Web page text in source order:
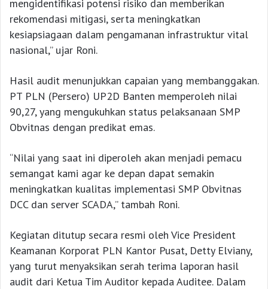
mengidentifikasi potensi risiko dan memberikan
rekomendasi mitigasi, serta meningkatkan
kesiapsiagaan dalam pengamanan infrastruktur vital
nasional,” ujar Roni.
Hasil audit menunjukkan capaian yang membanggakan.
PT PLN (Persero) UP2D Banten memperoleh nilai
90,27, yang mengukuhkan status pelaksanaan SMP
Obvitnas dengan predikat emas.
“Nilai yang saat ini diperoleh akan menjadi pemacu
semangat kami agar ke depan dapat semakin
meningkatkan kualitas implementasi SMP Obvitnas
DCC dan server SCADA,” tambah Roni.
Kegiatan ditutup secara resmi oleh Vice President
Keamanan Korporat PLN Kantor Pusat, Detty Elviany,
yang turut menyaksikan serah terima laporan hasil
audit dari Ketua Tim Auditor kepada Auditee. Dalam